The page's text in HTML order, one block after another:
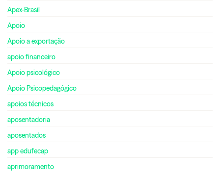
Apex-Brasil
Apoio
Apoio a exportação
apoio financeiro
Apoio psicológico
Apoio Psicopedagógico
apoios técnicos
aposentadoria
aposentados
app edufecap
aprimoramento